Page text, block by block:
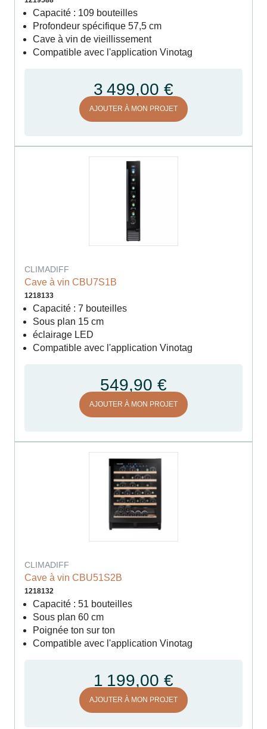
Capacité : 109 bouteilles
Profondeur spécifique 57,5 cm
Cave à vin de vieillissement
Compatible avec l'application Vinotag
3 499,00 €
AJOUTER À MON PROJET
CLIMADIFF
Cave à vin CBU7S1B
1218133
Capacité : 7 bouteilles
Sous plan 15 cm
éclairage LED
Compatible avec l'application Vinotag
549,90 €
AJOUTER À MON PROJET
CLIMADIFF
Cave à vin CBU51S2B
1218132
Capacité : 51 bouteilles
Sous plan 60 cm
Poignée ton sur ton
Compatible avec l'application Vinotag
1 199,00 €
AJOUTER À MON PROJET